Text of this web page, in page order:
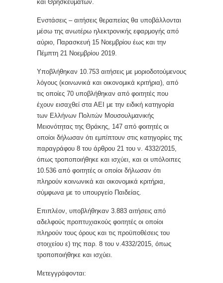
και Θρησκευμάτων.
Ενστάσεις – αιτήσεις θεραπείας θα υποβάλλονται
μέσω της ανωτέρω ηλεκτρονικής εφαρμογής από
αύριο, Παρασκευή 15 Νοεμβρίου έως και την
Πέμπτη 21 Νοεμβρίου 2019.
Υποβλήθηκαν 10.753 αιτήσεις με μοριοδοτούμενους
λόγους (κοινωνικά και οικονομικά κριτήρια), από
τις οποίες 70 υποβλήθηκαν από φοιτητές που
έχουν εισαχθεί στα ΑΕΙ με την ειδική κατηγορία
των Ελλήνων Πολιτών Μουσουλμανικής
Μειονότητας της Θράκης, 147 από φοιτητές οι
οποίοι δήλωσαν ότι εμπίπτουν στις κατηγορίες της
παραγράφου 8 του άρθρου 21 του ν. 4332/2015,
όπως τροποποιήθηκε και ισχύει, και οι υπόλοιπες
10.536 από φοιτητές οι οποίοι δήλωσαν ότι
πληρούν κοινωνικά και οικονομικά κριτήρια,
σύμφωνα με το υπουργείο Παιδείας.
Επιπλέον, υποβλήθηκαν 3.883 αιτήσεις από
αδελφούς προπτυχιακούς φοιτητές οι οποίοι
πληρούν τους όρους και τις προϋποθέσεις του
στοιχείου ε) της παρ. 8 του ν.4332/2015, όπως
τροποποιήθηκε και ισχύει.
Μετεγγράφονται: